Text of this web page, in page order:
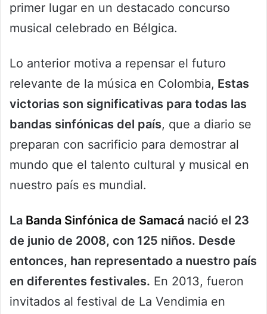
primer lugar en un destacado concurso
musical celebrado en Bélgica.
Lo anterior motiva a repensar el futuro
relevante de la música en Colombia, Estas
victorias son significativas para todas las
bandas sinfónicas del país, que a diario se
preparan con sacrificio para demostrar al
mundo que el talento cultural y musical en
nuestro país es mundial.
La Banda Sinfónica de Samacá nació el 23
de junio de 2008, con 125 niños. Desde
entonces, han representado a nuestro país
en diferentes festivales. En 2013, fueron
invitados al festival de La Vendimia en